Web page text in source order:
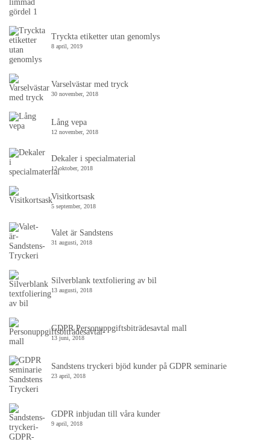
Tryckta etiketter utan genomlys
8 april, 2019
Varselvästar med tryck
30 november, 2018
Lång vepa
12 november, 2018
Dekaler i specialmaterial
12 oktober, 2018
Visitkortsask
5 september, 2018
Valet är Sandstens
31 augusti, 2018
Silverblank textfoliering av bil
13 augusti, 2018
GDPR Personuppgiftsbiträdesavtal mall
13 juni, 2018
Sandstens tryckeri bjöd kunder på GDPR seminarie
23 april, 2018
GDPR inbjudan till våra kunder
9 april, 2018